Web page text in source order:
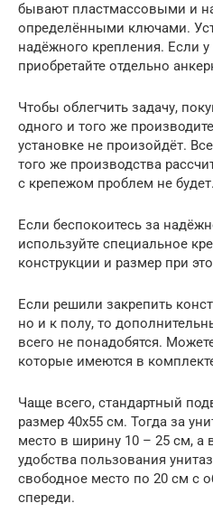
бывают пластмассовыми и
определёнными ключами.
надёжного крепления. Если
приобретайте отдельно
Чтобы облегчить задачу,
одного и того же
установке не произойдёт.
того же производства
с крепежом проблем не будет.
Если беспокоитесь за
используйте специальное
конструкции и размер при
Если решили закрепить
но и к полу, то
всего не понадобятся.
которые имеются в
Чаще всего, стандартный
размер 40х55 см. Тогда за
место в ширину 10 – 25 см, а
удобства пользования
свободное место по 20 см с
спереди.